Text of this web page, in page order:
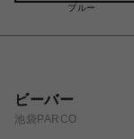
ブルー
ビーバー
池袋PARCO